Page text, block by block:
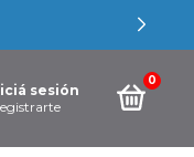
sesión
0